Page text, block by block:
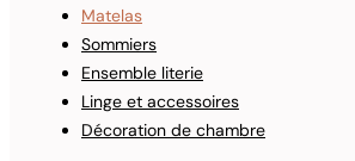
Matelas
Sommiers
Ensemble literie
Linge et accessoires
Décoration de chambre